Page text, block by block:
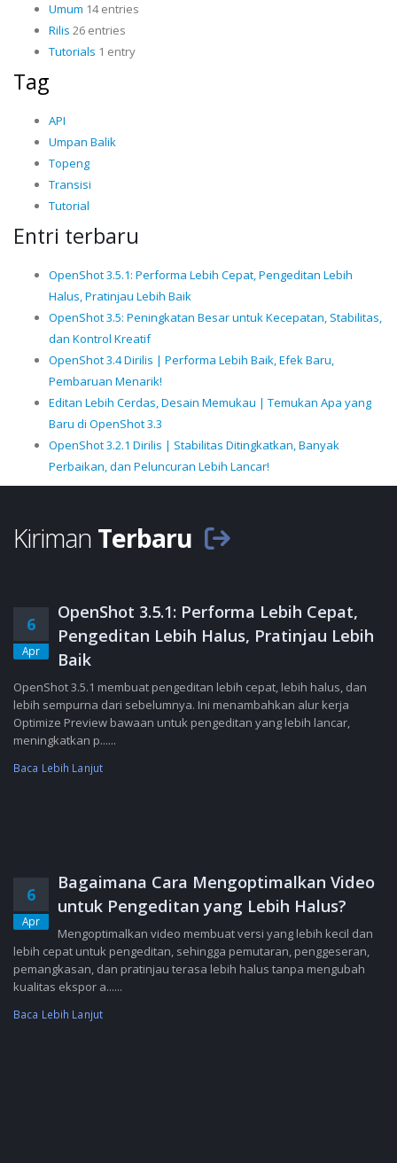
Umum 14 entries
Rilis 26 entries
Tutorials 1 entry
Tag
API
Umpan Balik
Topeng
Transisi
Tutorial
Entri terbaru
OpenShot 3.5.1: Performa Lebih Cepat, Pengeditan Lebih
Halus, Pratinjau Lebih Baik
OpenShot 3.5: Peningkatan Besar untuk Kecepatan, Stabilitas,
dan Kontrol Kreatif
OpenShot 3.4 Dirilis | Performa Lebih Baik, Efek Baru,
Pembaruan Menarik!
Editan Lebih Cerdas, Desain Memukau | Temukan Apa yang
Baru di OpenShot 3.3
OpenShot 3.2.1 Dirilis | Stabilitas Ditingkatkan, Banyak
Perbaikan, dan Peluncuran Lebih Lancar!
Kiriman Terbaru
6
Apr
OpenShot 3.5.1: Performa Lebih Cepat,
Pengeditan Lebih Halus, Pratinjau Lebih
Baik
OpenShot 3.5.1 membuat pengeditan lebih cepat, lebih halus, dan
lebih sempurna dari sebelumnya. Ini menambahkan alur kerja
Optimize Preview bawaan untuk pengeditan yang lebih lancar,
meningkatkan p......
Baca Lebih Lanjut
6
Apr
Bagaimana Cara Mengoptimalkan Video
untuk Pengeditan yang Lebih Halus?
Mengoptimalkan video membuat versi yang lebih kecil dan
lebih cepat untuk pengeditan, sehingga pemutaran, penggeseran,
pemangkasan, dan pratinjau terasa lebih halus tanpa mengubah
kualitas ekspor a......
Baca Lebih Lanjut